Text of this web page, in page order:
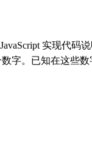
实现代
字。已知在这些